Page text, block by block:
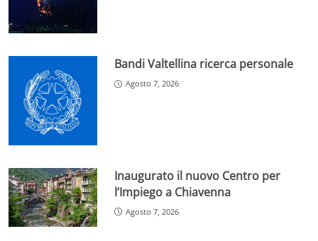
Bandi Valtellina ricerca personale
Agosto 7, 2026
Inaugurato il nuovo Centro per
l’Impiego a Chiavenna
Agosto 7, 2026